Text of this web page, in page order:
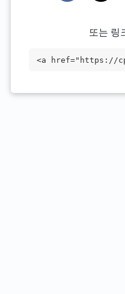
또는 링
<a href="https://